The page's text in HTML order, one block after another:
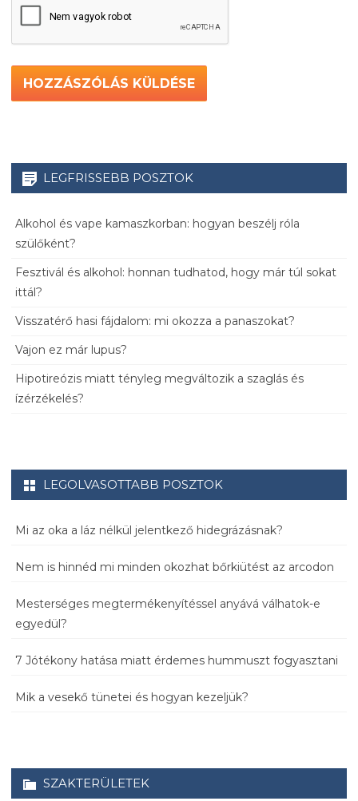
LEGFRISSEBB POSZTOK
Alkohol és vape kamaszkorban: hogyan beszélj róla
szülőként?
Fesztivál és alkohol: honnan tudhatod, hogy már túl sokat
ittál?
Visszatérő hasi fájdalom: mi okozza a panaszokat?
Vajon ez már lupus?
Hipotireózis miatt tényleg megváltozik a szaglás és
ízérzékelés?
LEGOLVASOTTABB POSZTOK
Mi az oka a láz nélkül jelentkező hidegrázásnak?
Nem is hinnéd mi minden okozhat bőrkiütést az arcodon
Mesterséges megtermékenyítéssel anyává válhatok-e
egyedül?
7 Jótékony hatása miatt érdemes hummuszt fogyasztani
Mik a vesekő tünetei és hogyan kezeljük?
SZAKTERÜLETEK